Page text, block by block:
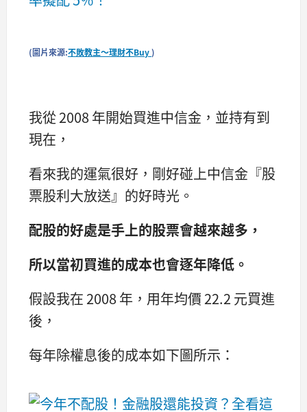
(圖片來源:不敗教主～理財不Buy)
我從 2008 年開始買進中信金，並持有到
現在，
看來我的運氣很好，剛好碰上中信金『股
票股利大放送』的好時光。
配股的好處是手上的股票會越來越多，
所以當初買進的成本也會逐年降低。
假設我在 2008 年，用年均價 22.2 元買進
後，
每年除權息後的成本如下圖所示：